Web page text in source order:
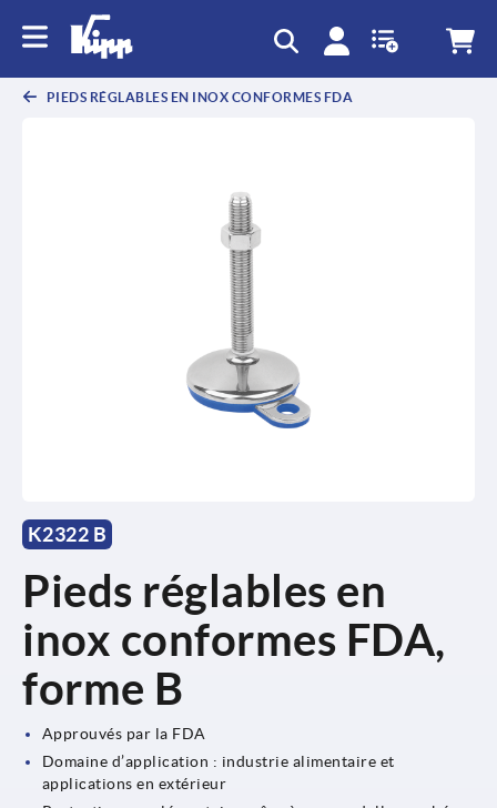
PIEDS RÉGLABLES EN INOX CONFORMES FDA
K2322 B
Pieds réglables en
inox conformes FDA,
forme B
Approuvés par la FDA
Domaine d’application : industrie alimentaire et
applications en extérieur